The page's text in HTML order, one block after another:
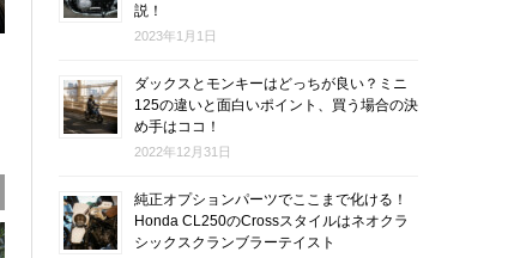
説！
2023年1月1日
ダックスとモンキーはどっちが良い？ミニ
125の違いと面白いポイント、買う場合の決
め手はココ！
2022年12月31日
純正オプションパーツでここまで化ける！
Honda CL250のCrossスタイルはネオクラ
シックスクランブラーテイスト